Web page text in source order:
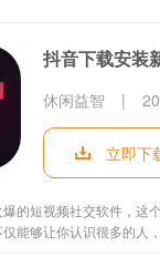
抖音下载安装
休闲益智 |
立即下
的短视频社交软件，这
能够让你认识很多的人